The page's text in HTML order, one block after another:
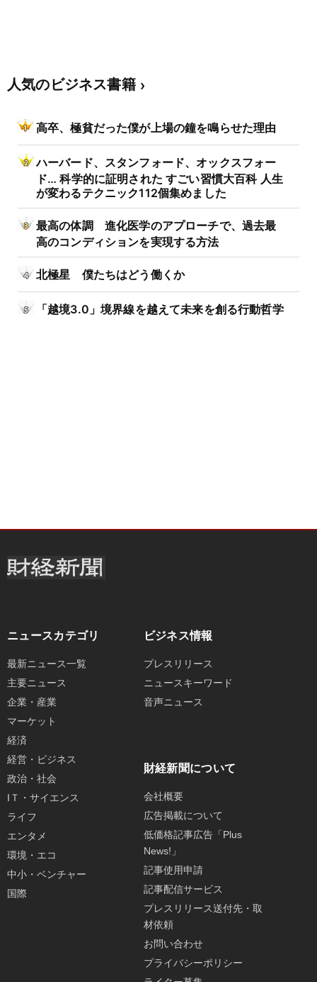
人気のビジネス書籍
高卒、極貧だった僕が上場の鐘を鳴らせた理由
ハーバード、スタンフォード、オックスフォー
ド… 科学的に証明された すごい習慣大百科 人生
が変わるテクニック112個集めました
最高の体調 進化医学のアプローチで、過去最
高のコンディションを実現する方法
北極星 僕たちはどう働くか
「越境3.0」境界線を越えて未来を創る行動哲学
ニュースカテゴリ
最新ニュース一覧
主要ニュース
企業・産業
マーケット
経済
経営・ビジネス
政治・社会
IＴ・サイエンス
ライフ
エンタメ
環境・エコ
中小・ベンチャー
国際
ビジネス情報
プレスリリース
ニュースキーワード
音声ニュース
財経新聞について
会社概要
広告掲載について
低価格記事広告「Plus
News!」
記事使用申請
記事配信サービス
プレスリリース送付先・取
材依頼
お問い合わせ
プライバシーポリシー